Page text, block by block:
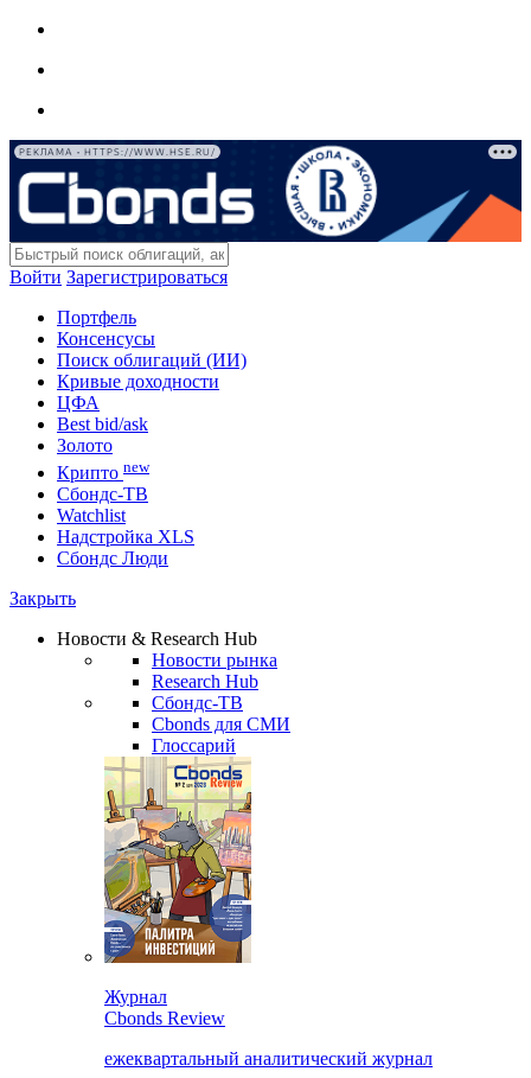
РЕКЛАМА • HTTPS://WWW.HSE.RU/
Войти Зарегистрироваться
Портфель
Консенсусы
Поиск облигаций (ИИ)
Кривые доходности
ЦФА
Best bid/ask
Золото
Крипто new
Сбондс-ТВ
Watchlist
Надстройка XLS
Сбондс Люди
Закрыть
Новости & Research Hub
Новости рынка
Research Hub
Сбондс-ТВ
Cbonds для СМИ
Глоссарий
Журнал
Cbonds Review
ежеквартальный аналитический журнал